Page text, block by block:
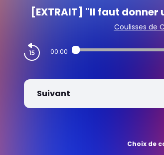
[EXTRAIT] "Il faut
Coulisses de
00:00
Suivant
Choix de